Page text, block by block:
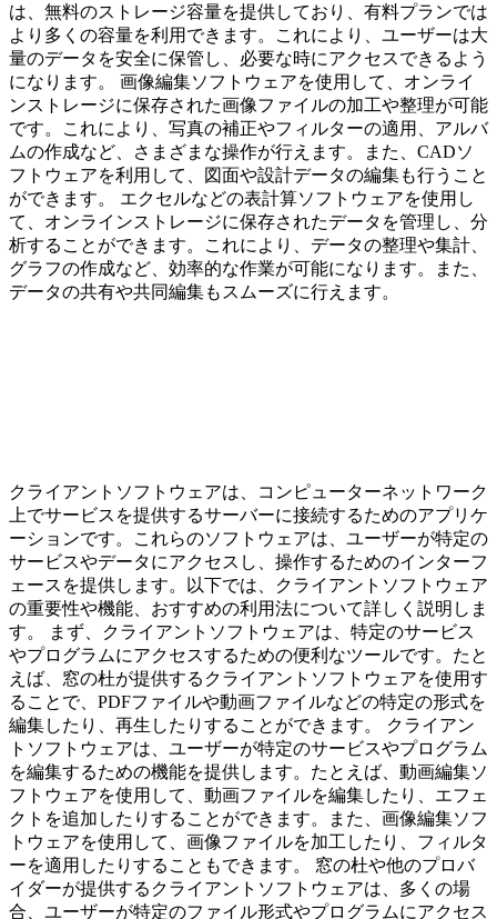
は、無料のストレージ容量を提供しており、有料プランでは
より多くの容量を利用できます。これにより、ユーザーは大
量のデータを安全に保管し、必要な時にアクセスできるよう
になります。 画像編集ソフトウェアを使用して、オンライ
ンストレージに保存された画像ファイルの加工や整理が可能
です。これにより、写真の補正やフィルターの適用、アルバ
ムの作成など、さまざまな操作が行えます。また、CADソ
フトウェアを利用して、図面や設計データの編集も行うこと
ができます。 エクセルなどの表計算ソフトウェアを使用し
て、オンラインストレージに保存されたデータを管理し、分
析することができます。これにより、データの整理や集計、
グラフの作成など、効率的な作業が可能になります。また、
データの共有や共同編集もスムーズに行えます。
クライアントソフトウェアは、コンピューターネットワーク
上でサービスを提供するサーバーに接続するためのアプリケ
ーションです。これらのソフトウェアは、ユーザーが特定の
サービスやデータにアクセスし、操作するためのインターフ
ェースを提供します。以下では、クライアントソフトウェア
の重要性や機能、おすすめの利用法について詳しく説明しま
す。 まず、クライアントソフトウェアは、特定のサービス
やプログラムにアクセスするための便利なツールです。たと
えば、窓の杜が提供するクライアントソフトウェアを使用す
ることで、PDFファイルや動画ファイルなどの特定の形式を
編集したり、再生したりすることができます。 クライアン
トソフトウェアは、ユーザーが特定のサービスやプログラム
を編集するための機能を提供します。たとえば、動画編集ソ
フトウェアを使用して、動画ファイルを編集したり、エフェ
クトを追加したりすることができます。また、画像編集ソフ
トウェアを使用して、画像ファイルを加工したり、フィルタ
ーを適用したりすることもできます。 窓の杜や他のプロバ
イダーが提供するクライアントソフトウェアは、多くの場
合、ユーザーが特定のファイル形式やプログラムにアクセス